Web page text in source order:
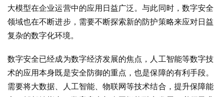
大模型在企业运营中的应用日益广泛。与此同时，数字安全
领域也在不断进步，需要不断探索新的防护策略来应对日益
复杂的数字化环境。
数字安全已经成为数字经济发展的焦点，人工智能等数字技
术的应用本身既是安全防御的重点，也是保障的有利手段。
需要将大数据、人工智能、物联网等技术结合，提升保障能